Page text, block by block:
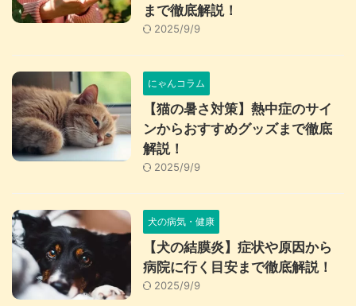
まで徹底解説！
2025/9/9
にゃんコラム
【猫の暑さ対策】熱中症のサイ
ンからおすすめグッズまで徹底
解説！
2025/9/9
犬の病気・健康
【犬の結膜炎】症状や原因から
病院に行く目安まで徹底解説！
2025/9/9